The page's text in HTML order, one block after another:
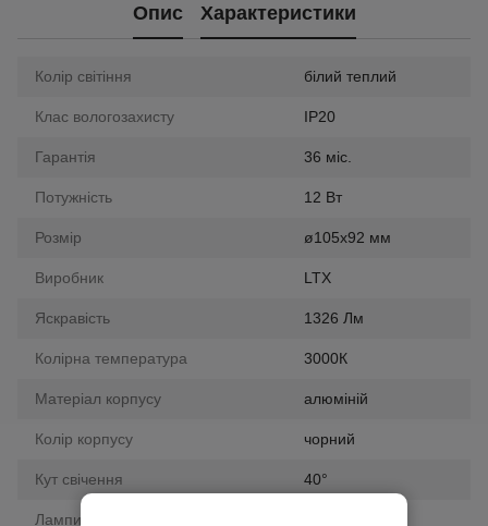
Опис Характеристики
Колір світіння білий теплий
Клас вологозахисту IP20
Гарантія 36 міс.
Потужність 12 Вт
Розмір ø105х92 мм
Виробник LTX
Яскравість 1326 Лм
Колірна температура 3000К
Матеріал корпусу алюміній
Колір корпусу чорний
Кут свічення 40°
Лампи у комплекті